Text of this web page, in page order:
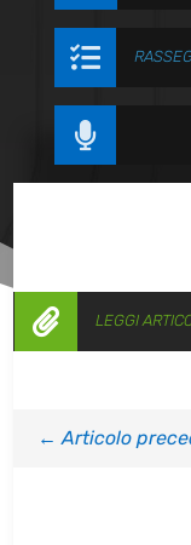


 LEGGI
←Articolo